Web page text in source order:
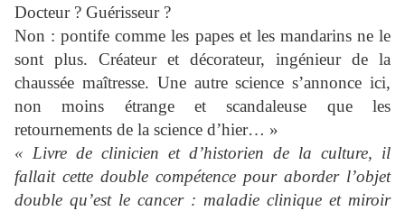
Docteur ? Guérisseur ?
Non : pontife comme les papes et les mandarins ne le
sont plus. Créateur et décorateur, ingénieur de la
chaussée maîtresse. Une autre science s’annonce ici,
non moins étrange et scandaleuse que les
retournements de la science d’hier… »
« Livre de clinicien et d’historien de la culture, il
fallait cette double compétence pour aborder l’objet
double qu’est le cancer : maladie clinique et miroir